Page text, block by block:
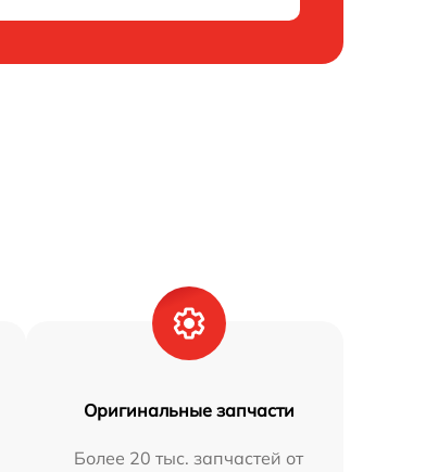
Оригинальные запчасти
Более 20 тыс. запчастей от